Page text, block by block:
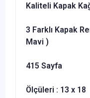
Kaliteli Kapak
3 Farklı Kapak
Mavi )
415 Sayfa
Ölçüleri : 13 x 18